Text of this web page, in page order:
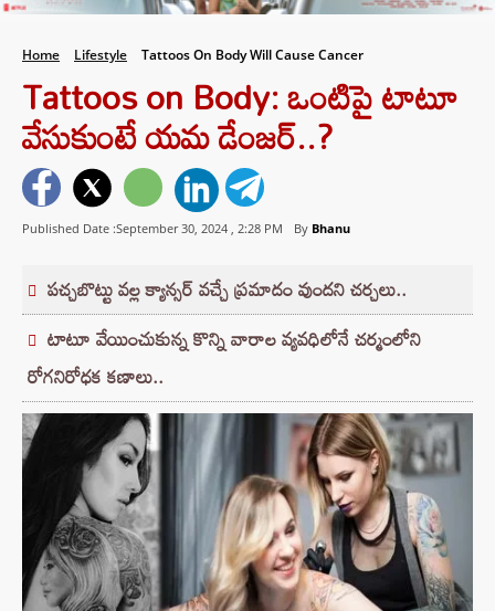
Home Lifestyle Tattoos On Body Will Cause Cancer
Tattoos on Body: ఒంటిపై టాటూ
వేసుకుంటే యమ డేంజర్‌..?
Published Date :September 30, 2024 , 2:28 PM By Bhanu
పచ్చబొట్టు వల్ల క్యాన్సర్ వచ్చే ప్రమాదం వుందని చర్చలు..
టాటూ వేయించుకున్న కొన్ని వారాల వ్యవధిలోనే చర్మంలోని
రోగనిరోధక కణాలు..